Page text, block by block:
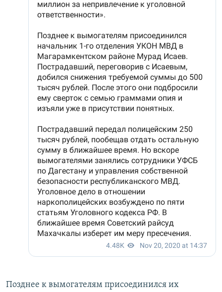
Позднее к вымогателям присоединился их